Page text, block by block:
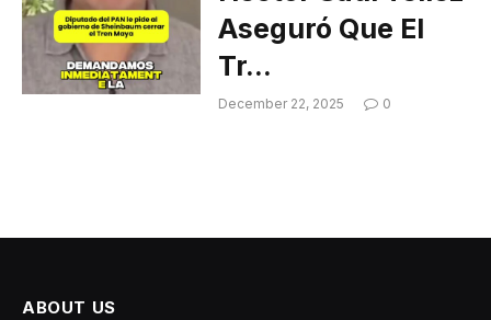
Aseguró Que El
Tr…
December 22, 2025 0
ABOUT US